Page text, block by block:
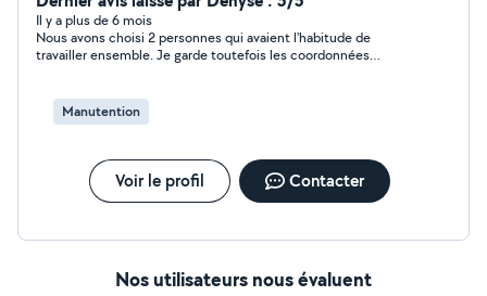
Il y a plus de 6 mois
Nous avons choisi 2 personnes qui avaient l'habitude de
travailler ensemble. Je garde toutefois les coordonnées
Manutention
Voir le profil Contacter
Nos utilisateurs nous évaluent